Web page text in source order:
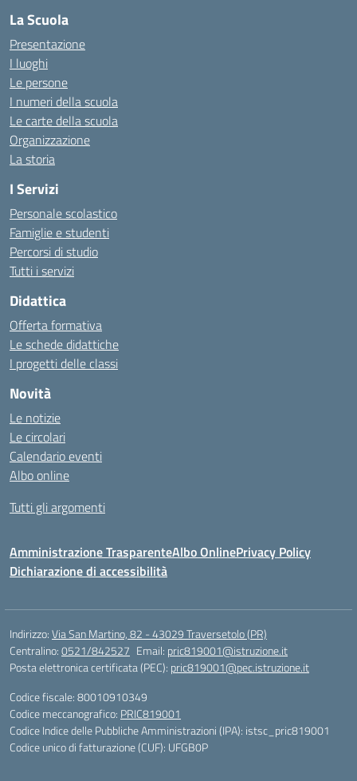
La Scuola
Presentazione
I luoghi
Le persone
I numeri della scuola
Le carte della scuola
Organizzazione
La storia
I Servizi
Personale scolastico
Famiglie e studenti
Percorsi di studio
Tutti i servizi
Didattica
Offerta formativa
Le schede didattiche
I progetti delle classi
Novità
Le notizie
Le circolari
Calendario eventi
Albo online
Tutti gli argomenti
Amministrazione TrasparenteAlbo OnlinePrivacy Policy
Dichiarazione di accessibilità
Indirizzo:Via San Martino, 82 - 43029 Traversetolo (PR)
Centralino:0521/842527 Email: pric819001@istruzione.it
Posta elettronica certificata (PEC): pric819001@pec.istruzione.it
Codice fiscale: 80010910349
Codice meccanografico: PRIC819001
Codice Indice delle Pubbliche Amministrazioni (IPA): istsc_pric819001
Codice unico di fatturazione (CUF): UFGB0P